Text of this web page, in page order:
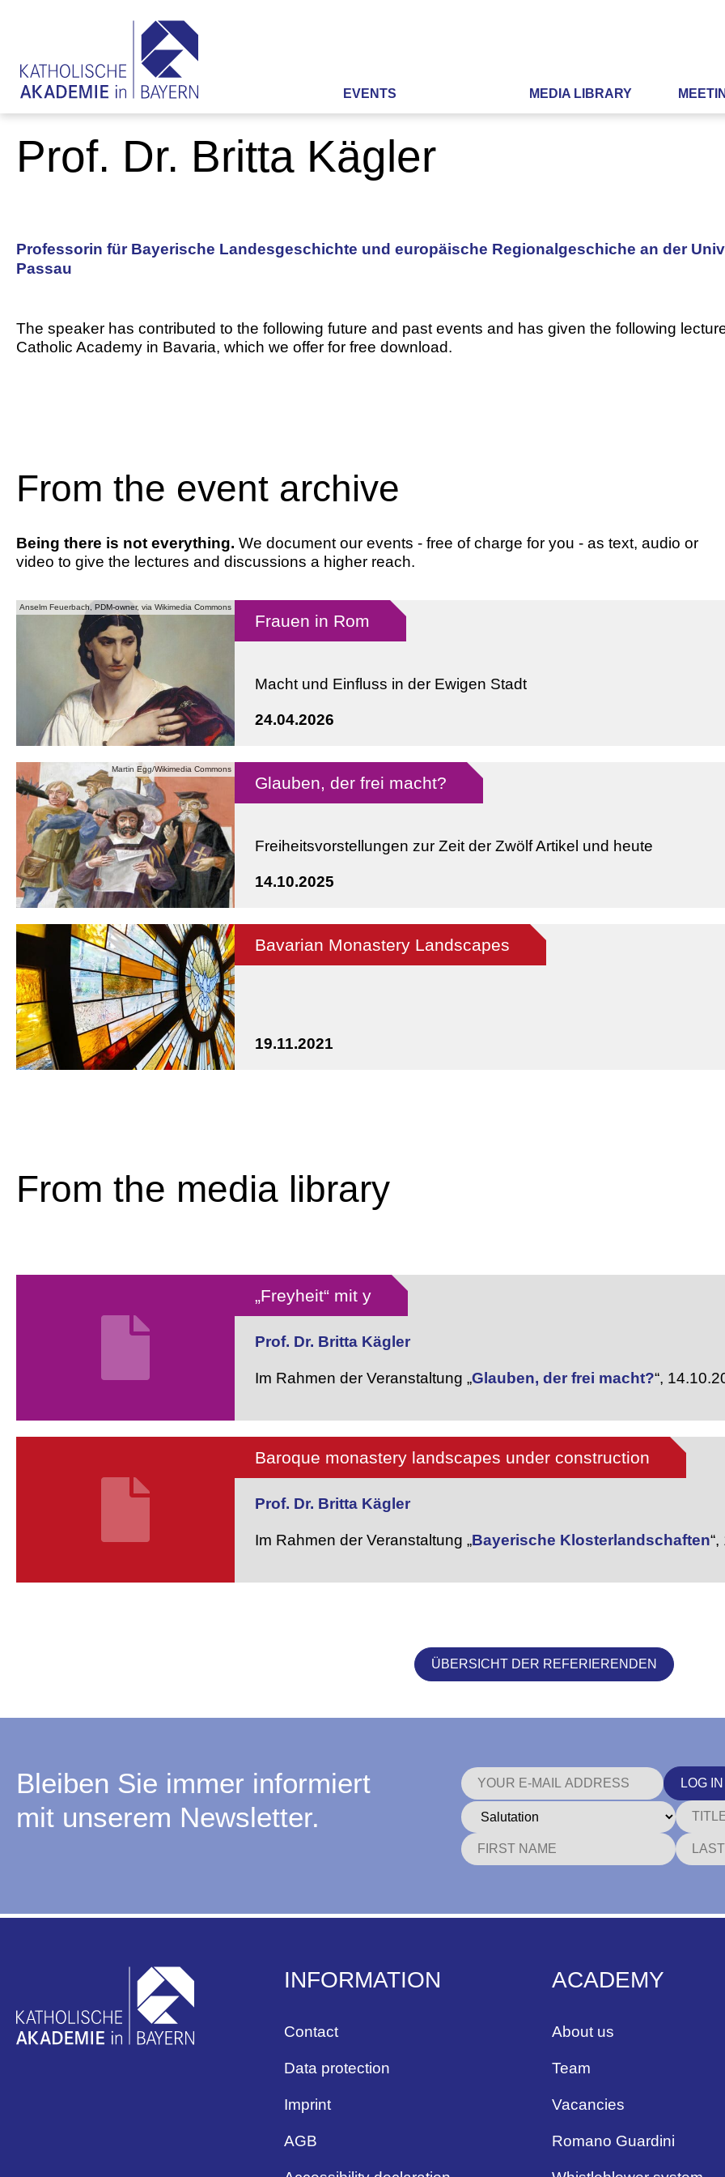
EVENTS MEDIA LIBRARY
Prof. Dr. Britta Kägler
Professorin für Bayerische Landesgeschichte und europäische Regionalgeschiche an der
Passau
The speaker has contributed to the following future and past events and has given the following
Catholic Academy in Bavaria, which we offer for free download.
From the event archive
Being there is not everything. We document our events - free of charge for you - as text, audio or
video to give the lectures and discussions a higher reach.
Anselm Feuerbach, PDM-owner, via Wikimedia Commons
Frauen in Rom
Macht und Einfluss in der Ewigen Stadt
24.04.2026
Martin Egg/Wikimedia Commons
Glauben, der frei macht?
Freiheitsvorstellungen zur Zeit der Zwölf Artikel und heute
14.10.2025
Bavarian Monastery Landscapes
19.11.2021
From the media library
„Freyheit“ mit y
Prof. Dr. Britta Kägler
Im Rahmen der Veranstaltung „Glauben, der frei macht?“,
Baroque monastery landscapes under construction
Prof. Dr. Britta Kägler
Im Rahmen der Veranstaltung „Bayerische Klosterlandschaften“,
ÜBERSICHT DER REFERIERENDEN
Bleiben Sie immer informiert
mit unserem Newsletter.
LOG IN
INFORMATION
Contact
Data protection
Imprint
AGB
ACADEMY
About us
Team
Vacancies
Romano Guardini